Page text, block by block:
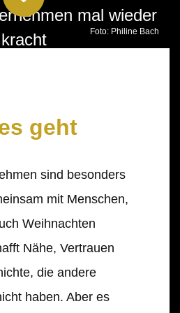
mal wieder
kracht
Foto: Philine Bach
geht
sind besonders
mit Menschen,
Weihnachten
Nähe, Vertrauen
die andere
haben. Aber es